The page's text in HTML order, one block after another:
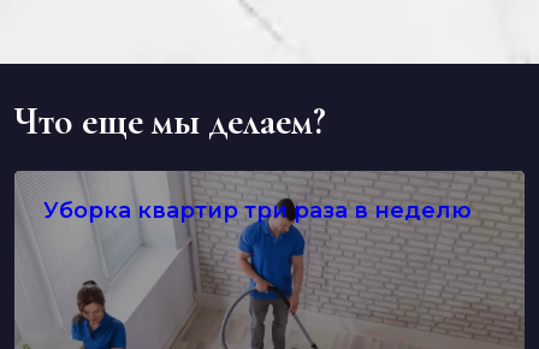
Что еще мы делаем?
Уборка квартир три раза в неделю